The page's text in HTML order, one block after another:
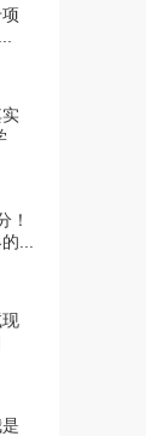
实
！
...
现